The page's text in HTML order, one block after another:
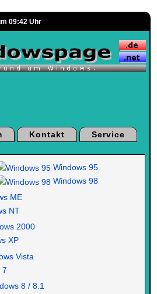
09:42 Uhr
Kontakt
Service
Windows 95
Windows 98
ME
NT
2000
XP
Vista
7
8 / 8.1